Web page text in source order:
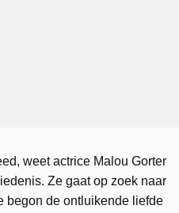
weet actrice Malou Gorter
Ze gaat op zoek naar
begon de ontluikende liefde